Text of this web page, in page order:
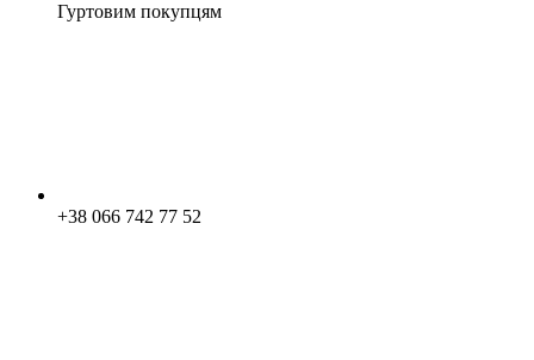
Гуртовим покупцям
+38 066 742 77 52